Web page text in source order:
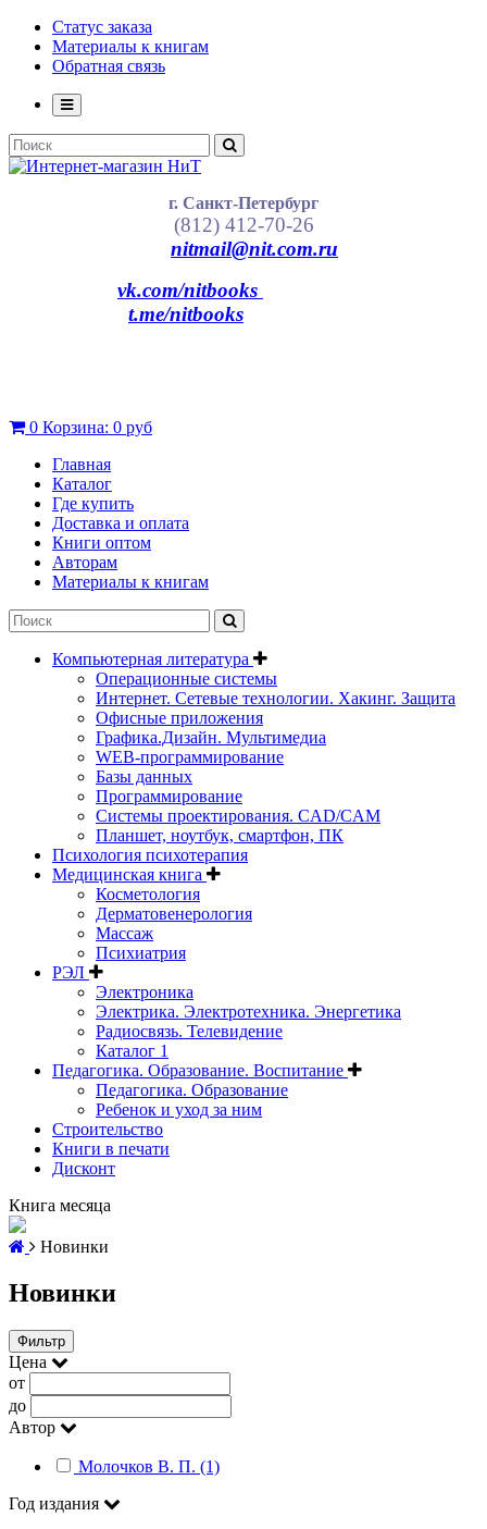
Статус заказа
Материалы к книгам
Обратная связь
г. Санкт-Петербург
(812) 412-70-26
nitmail@nit.com.ru
vk.com/nitbooks
t.me/nitbooks
0 Корзина: 0 руб
Главная
Каталог
Где купить
Доставка и оплата
Книги оптом
Авторам
Материалы к книгам
Компьютерная литература
Операционные системы
Интернет. Сетевые технологии. Хакинг. Защита
Офисные приложения
Графика.Дизайн. Мультимедиа
WEB-программирование
Базы данных
Программирование
Системы проектирования. CAD/CAM
Планшет, ноутбук, смартфон, ПК
Психология психотерапия
Медицинская книга
Косметология
Дерматовенерология
Массаж
Психиатрия
РЭЛ
Электроника
Электрика. Электротехника. Энергетика
Радиосвязь. Телевидение
Каталог 1
Педагогика. Образование. Воспитание
Педагогика. Образование
Ребенок и уход за ним
Строительство
Книги в печати
Дисконт
Книга месяца
Новинки
Новинки
Фильтр
Цена
от
до
Автор
Молочков В. П. (1)
Год издания